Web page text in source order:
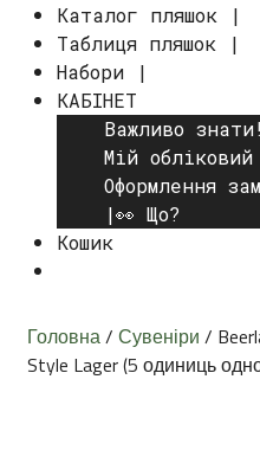
Каталог пляшок |
Таблиця пляшок |
Набори |
КАБІНЕТ
Важливо знати!
Мій обліковий
Оформлення
|👀 Що?
Кошик
Головна/ Сувеніри /
Style Lager (5 одиниць